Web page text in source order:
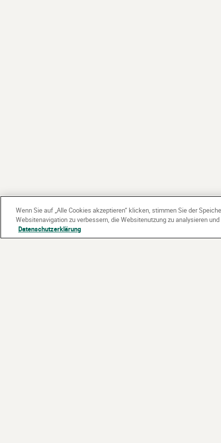
Wenn Sie auf „Alle Cookies akzeptieren“ klicken, stimmen Sie der
Websitenavigation zu verbessern, die Websitenutzung zu analysieren
Datenschutzerklärung